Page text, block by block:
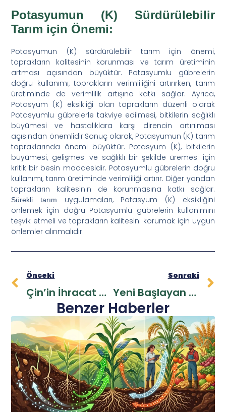
Potasyumun (K) Sürdürülebilir
Tarım için Önemi:
Potasyumun (K) sürdürülebilir tarım için önemi,
toprakların kalitesinin korunması ve tarım üretiminin
artması açısından büyüktür. Potasyumlu gübrelerin
doğru kullanımı, toprakların verimliliğini artırırken, tarım
üretiminde de verimlilik artışına katkı sağlar. Ayrıca,
Potasyum (K) eksikliği olan toprakların düzenli olarak
Potasyumlu gübrelerle takviye edilmesi, bitkilerin sağlıklı
büyümesi ve hastalıklara karşı direncin artırılması
açısından önemlidir.Sonuç olarak, Potasyumun (K) tarım
topraklarında önemi büyüktür. Potasyum (K), bitkilerin
büyümesi, gelişmesi ve sağlıklı bir şekilde üremesi için
kritik bir besin maddesidir. Potasyumlu gübrelerin doğru
kullanımı, tarım üretiminde verimliliği artırır. Diğer yandan
toprakların kalitesinin de korunmasına katkı sağlar.
Sürekli tarım
uygulamaları, Potasyum (K) eksikliğini
önlemek için doğru Potasyumlu gübrelerin kullanımını
teşvik etmeli ve toprakların kalitesini korumak için uygun
önlemler alınmalıdır.
Önceki
Çin’in İhracat Kısıtlamalarının Gübre Sektörüne Etkisi: Dünya Gıda Sistemi Için Riskler Ve Fırsatlar
Sonraki
Yeni Başlayan Çiftçiler Için Gübre Planlaması: Topraklarınızı Verimli Hale Getirin
Benzer Haberler